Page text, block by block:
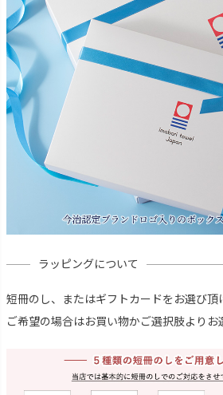
ラッピングについて
短冊のし、またはギフトカードをお選び頂
ご希望の場合はお買い物かご選択肢より